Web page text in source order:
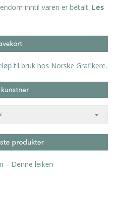
inntil varen er betalt. Les
til bruk hos Norske Grafikere.
produkter
– Denne leiken